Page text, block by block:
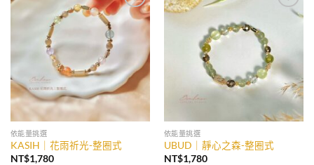
加入
依能量挑選
KASIH｜花雨祈光-整圈式
NT$1,780
加入
依能量挑選
UBUD｜靜心之森-整圈式
NT$1,780